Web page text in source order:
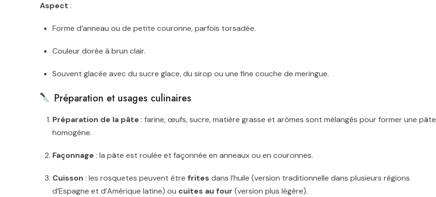
Aspect :
Forme d’anneau ou de petite couronne, parfois torsadée.
Couleur dorée à brun clair.
Souvent glacée avec du sucre glace, du sirop ou une fine couche de meringue.
Préparation et usages culinaires
Préparation de la pâte : farine, œufs, sucre, matière grasse et arômes sont mélangés pour former une pâte
homogène.
Façonnage : la pâte est roulée et façonnée en anneaux ou en couronnes.
Cuisson : les rosquetes peuvent être frites dans l’huile (version traditionnelle dans plusieurs régions
d’Espagne et d’Amérique latine) ou cuites au four (version plus légère).